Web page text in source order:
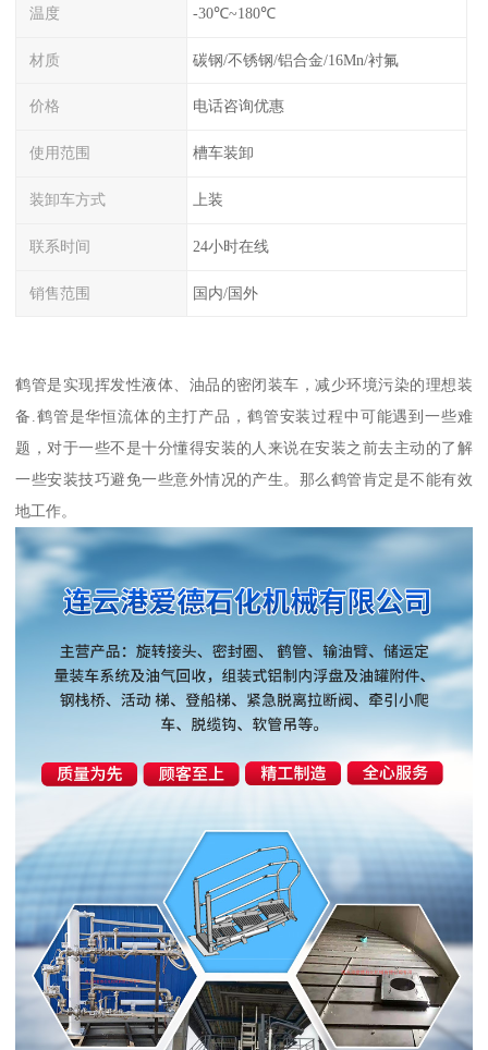
温度 -30℃~180℃
材质 碳钢/不锈钢/铝合金/16Mn/衬氟
价格 电话咨询优惠
使用范围 槽车装卸
装卸车方式 上装
联系时间 24小时在线
销售范围 国内/国外
鹤管是实现挥发性液体、油品的密闭装车，减少环境污染的理想装
备.鹤管是华恒流体的主打产品，鹤管安装过程中可能遇到一些难
题，对于一些不是十分懂得安装的人来说在安装之前去主动的了解
一些安装技巧避免一些意外情况的产生。那么鹤管肯定是不能有效
地工作。